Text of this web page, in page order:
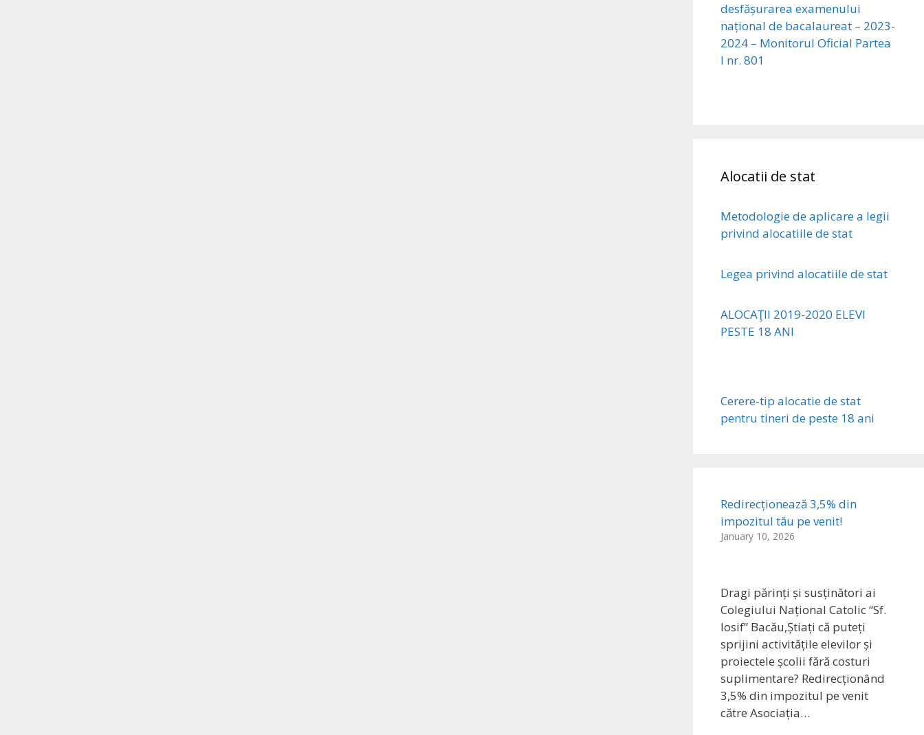
desfășurarea examenului
național de bacalaureat – 2023-
2024 – Monitorul Oficial Partea
I nr. 801
Alocatii de stat
Metodologie de aplicare a legii
privind alocatiile de stat
Legea privind alocatiile de stat
ALOCAŢII 2019-2020 ELEVI
PESTE 18 ANI
Cerere-tip alocatie de stat
pentru tineri de peste 18 ani
Redirecționează 3,5% din
impozitul tău pe venit!
January 10, 2026
Dragi părinți și susținători ai
Colegiului Național Catolic “Sf.
Iosif” Bacău,Știați că puteți
sprijini activitățile elevilor și
proiectele școlii fără costuri
suplimentare? Redirecționând
3,5% din impozitul pe venit
către Asociația…